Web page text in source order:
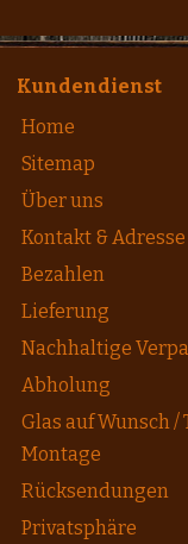
Kundendienst
Home
Sitemap
Über uns
Kontakt & Adresse
Bezahlen
Lieferung
Nachhaltige
Abholung
Glas auf Wunsch
Montage
Rücksendungen
Privatsphäre